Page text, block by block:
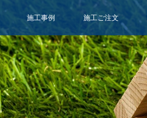
施工事例 施工ご注文